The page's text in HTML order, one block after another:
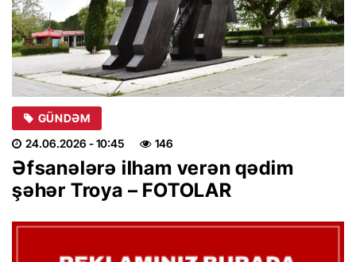
GÜNDƏM
24.06.2026 - 10:45 146
Əfsanələrə ilham verən qədim
şəhər Troya – FOTOLAR